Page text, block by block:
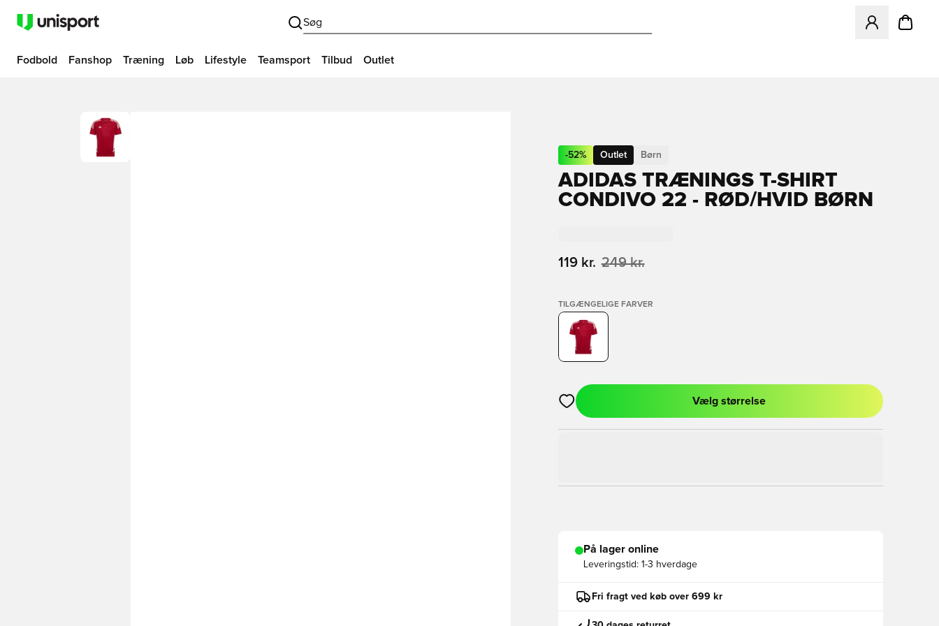
Søg
Åbner en
Fodbold Fanshop Træning Løb Lifestyle Teamsport Tilbud Outlet
-52% Outlet Børn
ADIDAS TRÆNINGS T-SHIRT
CONDIVO 22 - RØD/HVID BØRN
119 kr. 249 kr.
TILGÆNGELIGE FARVER
Åbner en Modal til at logge ind eller tilmelde dig som medlem
Vælg størrelse
På lager online
Leveringstid: 1-3 hverdage
Fri fragt ved køb over 699 kr